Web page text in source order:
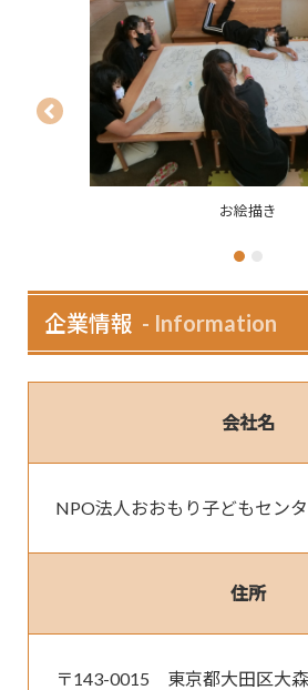
企業情報 Information
会社名
NPO法人おおもり子どもセン
住所
〒143-0015　東京都大田区大